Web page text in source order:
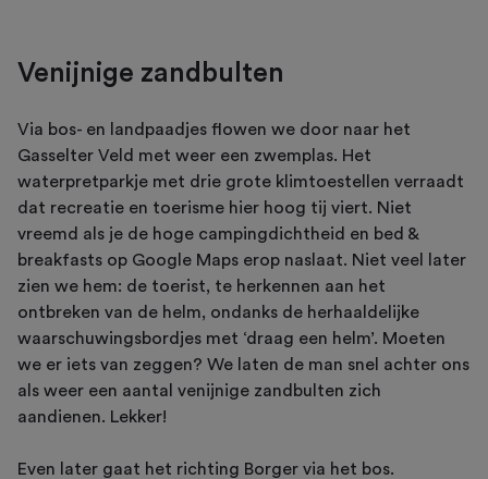
Venijnige zandbulten
Via bos- en landpaadjes flowen we door naar het
Gasselter Veld met weer een zwemplas. Het
waterpretparkje met drie grote klimtoestellen verraadt
dat recreatie en toerisme hier hoog tij viert. Niet
vreemd als je de hoge campingdichtheid en bed &
breakfasts op Google Maps erop naslaat. Niet veel later
zien we hem: de toerist, te herkennen aan het
ontbreken van de helm, ondanks de herhaaldelijke
waarschuwingsbordjes met ‘draag een helm’. Moeten
we er iets van zeggen? We laten de man snel achter ons
als weer een aantal venijnige zandbulten zich
aandienen. Lekker!
Even later gaat het richting Borger via het bos.